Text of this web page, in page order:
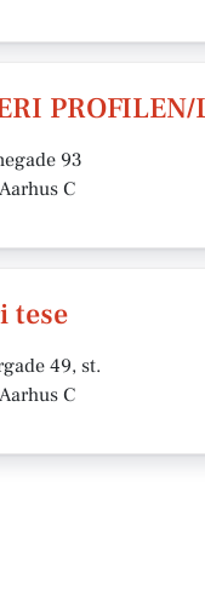
PROFILEN/
93
C
tese
49, st.
C